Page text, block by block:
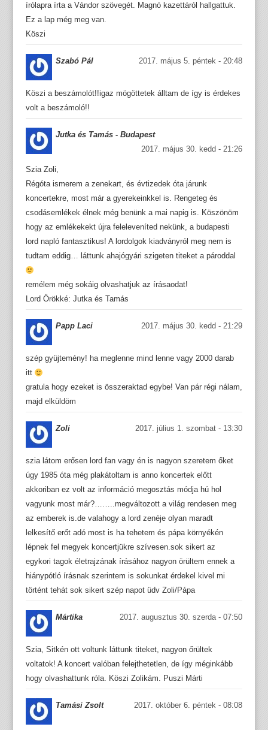
írólapra írta a Vándor szövegét. Magnó kazettáról hallgattuk.
Ez a lap még meg van.
Köszi
Szabó Pál 2017. május 5. péntek - 20:48
Köszi a beszámolót!!igaz mögöttetek álltam de így is érdekes
volt a beszámoló!!
Jutka és Tamás - Budapest
2017. május 30. kedd - 21:26
Szia Zoli,
Régóta ismerem a zenekart, és évtizedek óta járunk
koncertekre, most már a gyerekeinkkel is. Rengeteg és
csodásemlékek élnek még benünk a mai napig is. Köszönöm
hogy az emlékekekt újra feleleveníted nekünk, a budapesti
lord napló fantasztikus! A lordolgok kiadványról meg nem is
tudtam eddig… láttunk ahajógyári szigeten titeket a pároddal
remélem még sokáig olvashatjuk az írásaodat!
Lord Örökké: Jutka és Tamás
Papp Laci 2017. május 30. kedd - 21:29
szép gyüjtemény! ha meglenne mind lenne vagy 2000 darab
itt
gratula hogy ezeket is összeraktad egybe! Van pár régi nálam,
majd elküldöm
Zoli 2017. július 1. szombat - 13:30
szia látom erősen lord fan vagy én is nagyon szeretem őket
úgy 1985 óta még plakátoltam is anno koncertek előtt
akkoriban ez volt az információ megosztás módja hú hol
vagyunk most már?……..megváltozott a világ rendesen meg
az emberek is.de valahogy a lord zenéje olyan maradt
lelkesítő erőt adó most is ha tehetem és pápa környékén
lépnek fel megyek koncertjükre szívesen.sok sikert az
egykori tagok életrajzának írásához nagyon örültem ennek a
hiánypótló írásnak szerintem is sokunkat érdekel kivel mi
történt tehát sok sikert szép napot üdv Zoli/Pápa
Mártika 2017. augusztus 30. szerda - 07:50
Szia, Sitkén ott voltunk láttunk titeket, nagyon őrültek
voltatok! A koncert valóban felejthetetlen, de így méginkább
hogy olvashattunk róla. Köszi Zolikám. Puszi Márti
Tamási Zsolt 2017. október 6. péntek - 08:08